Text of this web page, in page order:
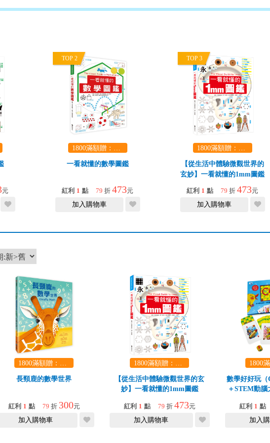
元
TOP 2
1800滿額贈：口袋玩具一份（隨機出貨） (summer read)
一看就懂的數學圖鑑
紅利 1 點 79 折 473元
加入購物車
TOP 3
1800滿額贈：口袋玩具一份（隨機出貨） (summer read)
【從生活中體驗微觀世界的
玄妙】一看就懂的1mm圖鑑
紅利 1 點 79 折 473元
加入購物車
1800滿額贈：口袋玩具一份（隨機出貨） (summer read)
長頸鹿的數學世界
紅利 1 點 79 折 300元
加入購物車
1800滿額贈：口袋玩具一份（隨機出貨） (summer read)
【從生活中體驗微觀世界的玄
妙】一看就懂的1mm圖鑑
紅利 1 點 79 折 473元
加入購物車
數學好好玩
＋STEM動
紅利 1 點
加入